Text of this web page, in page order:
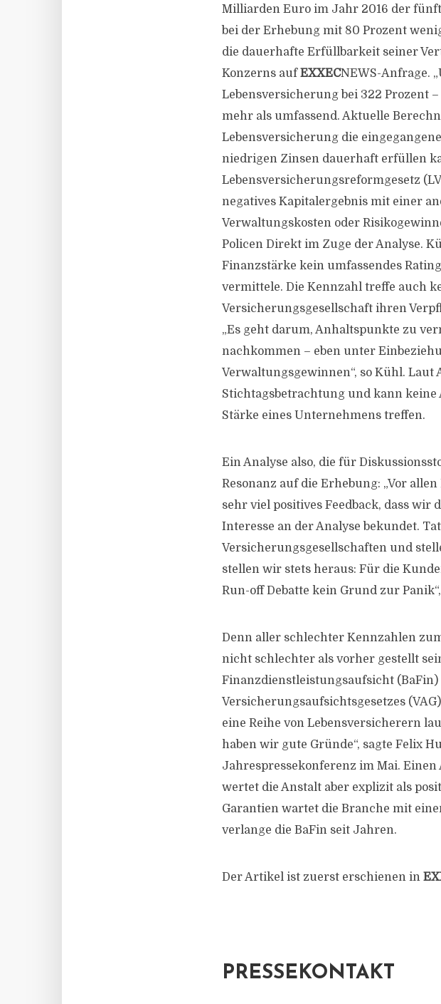
Milliarden Euro im Jahr 2016 der
bei der Erhebung mit 80 Prozent
die dauerhafte Erfüllbarkeit seiner
Konzerns aufEXXECNEWS-Anfrage.
Lebensversicherung bei 322 Prozent
mehr als umfassend. Aktuelle
Lebensversicherung die
niedrigen Zinsen dauerhaft erfüllen
Lebensversicherungsreformgesetz
negatives Kapitalergebnis mit einer
Verwaltungskosten oder
Policen Direkt im Zuge der Analyse.
Finanzstärke kein umfassendes
vermittele. Die Kennzahl treffe auch
Versicherungsgesellschaft ihren
„Es geht darum, Anhaltspunkte zu
nachkommen – eben unter
Verwaltungsgewinnen“, so Kühl.
Stichtagsbetrachtung und kann
Stärke eines Unternehmens treffen.
Ein Analyse also, die für
Resonanz auf die Erhebung: „Vor
sehr viel positives Feedback, dass
Interesse an der Analyse bekundet.
Versicherungsgesellschaften und
stellen wir stets heraus: Für die
Run-off Debatte kein Grund zur
Denn aller schlechter Kennzahlen
nicht schlechter als vorher gestellt
Finanzdienstleistungsaufsicht (BaFin)
Versicherungsaufsichtsgesetzes
eine Reihe von Lebensversicherern
haben wir gute Gründe“, sagte Felix
Jahrespressekonferenz im Mai.
wertet die Anstalt aber explizit als
Garantien wartet die Branche mit
verlange die BaFin seit Jahren.
Der Artikel ist zuerst erschienen in
PRESSEKONTAKT